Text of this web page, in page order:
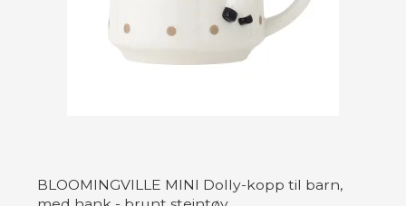
BLOOMINGVILLE MINI Dolly-kopp til barn,